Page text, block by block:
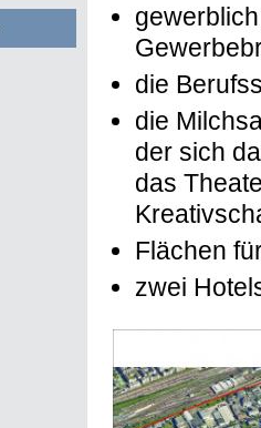
die
die
der sich
das
Flächen
zwei